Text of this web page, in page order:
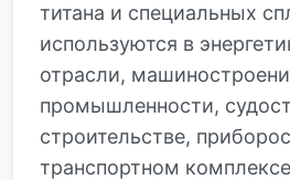
титана и специальных
используются в
отрасли,
промышленности,
строительстве,
транспортном